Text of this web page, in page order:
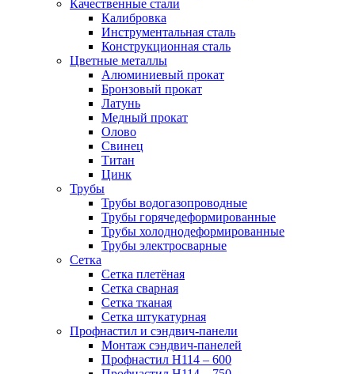
Качественные стали
Калибровка
Инструментальная сталь
Конструкционная сталь
Цветные металлы
Алюминиевый прокат
Бронзовый прокат
Латунь
Медный прокат
Олово
Свинец
Титан
Цинк
Трубы
Трубы водогазопроводные
Трубы горячедеформированные
Трубы холоднодеформированные
Трубы электросварные
Сетка
Сетка плетёная
Сетка сварная
Сетка тканая
Сетка штукатурная
Профнастил и сэндвич-панели
Монтаж сэндвич-панелей
Профнастил Н114 – 600